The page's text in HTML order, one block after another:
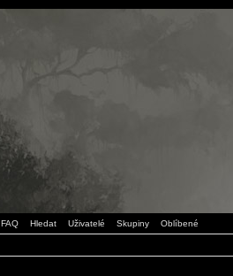
FAQ Hledat Uživatelé Skupiny Oblíbené